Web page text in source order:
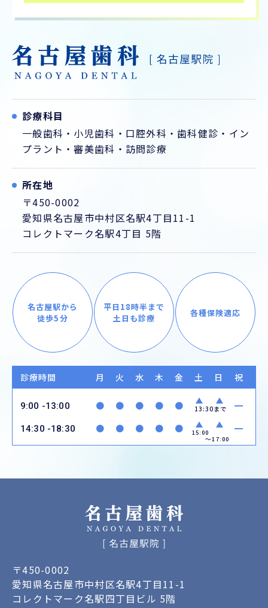
診療科目
一般歯科 ・ 小児歯科 ・ 口腔外科 ・歯科健診 ・ イン
プラント ・審美歯科 ・ 訪問診療
所在地
〒450-0002
愛知県名古屋市中村区名駅4丁目11-1
コレクトマーク名駅4丁目 5階
名古屋駅から
徒歩5分
平日18時半まで
土日も診療
各種保険適応
診療時間 月 火 水 木 金 土 日 祝
9:00 -13:00 ● ● ● ● ● 13:30まで ━
14:30 -18:30 ● ● ● ● ● 15:00
〜17:00
━
〒450-0002
愛知県名古屋市中村区名駅4丁目11-1
コレクトマーク名駅四丁目ビル 5階